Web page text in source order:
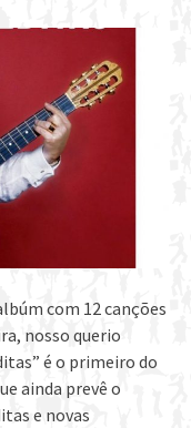
com 12 canções
nosso querio
é o primeiro do
ainda prevê o
e novas